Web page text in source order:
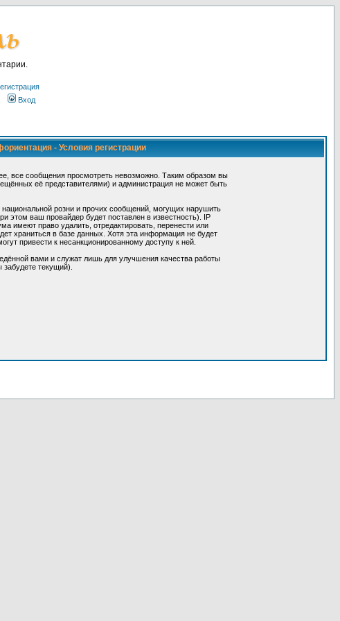
Вход
- Условия регистрации
все сообщения просмотреть невозможно. Таким образом вы
её представителями) и администрация не может быть
розни и прочих сообщений, могущих нарушить
ваш провайдер будет поставлен в известность). IP
имеют право удалить, отредактировать, перенести или
храниться в базе данных. Хотя эта информация не будет
привести к несанкционированному доступу к ней.
вами и служат лишь для улучшения качества работы
текущий).